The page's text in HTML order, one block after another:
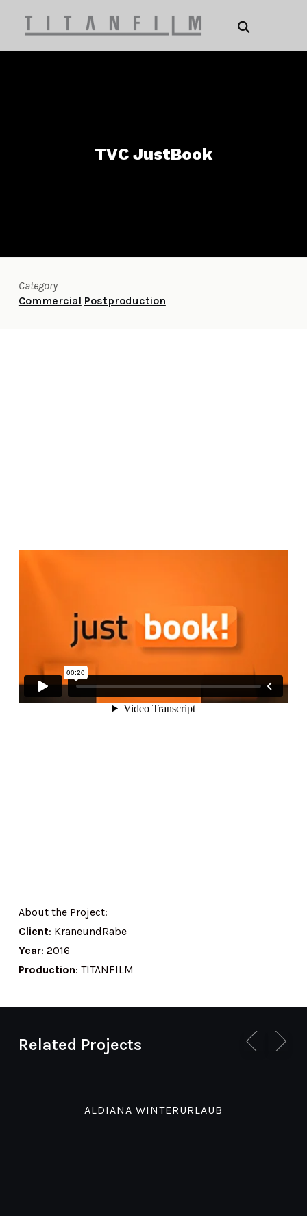
TVC JustBook
Category
Commercial Postproduction
About the Project:
Client: KraneundRabe
Year: 2016
Production: TITANFILM
Related Projects
ALDIANA WINTERURLAUB